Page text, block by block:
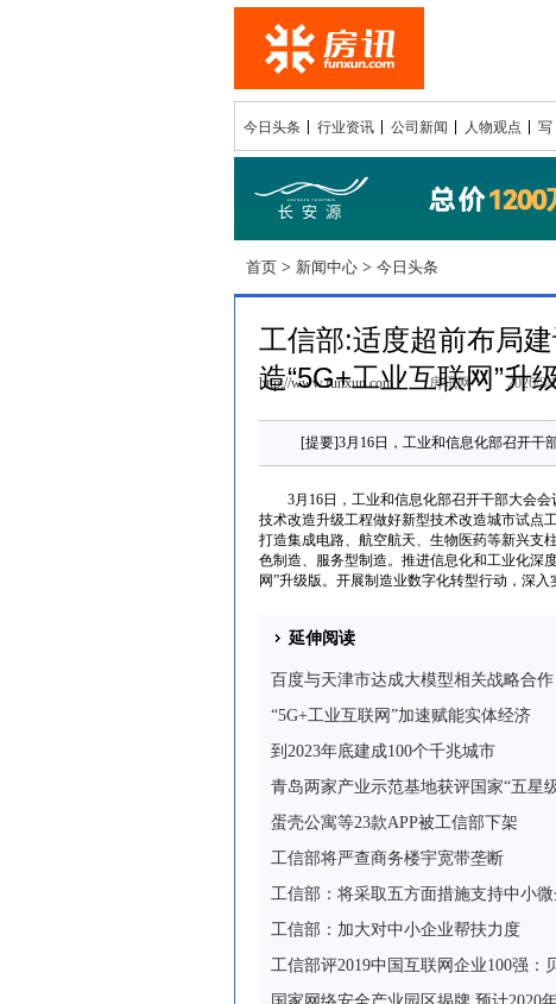
今日头条 行业资讯 公司新闻 人物观点 写
首页 > 新闻中心 > 今日头条
工信部:适度超前布局
造“5G+工业互联网”升
http://www.funxun.com 房讯网 2026/3/
[提要]3月16日，工业和信息化部召开干
3月16日，工业和信息化部召开干部大会会
技术改造升级工程做好新型技术改造城市试点
打造集成电路、航空航天、生物医药等新兴支
色制造、服务型制造。推进信息化和工业化深
网”升级版。开展制造业数字化转型行动，深
延伸阅读
百度与天津市达成大模型相关战略合
“5G+工业互联网”加速赋能实体经济
到2023年底建成100个千兆城市
青岛两家产业示范基地获评国家“五星
蛋壳公寓等23款APP被工信部下架
工信部将严查商务楼宇宽带垄断
工信部：将采取五方面措施支持中小微
工信部：加大对中小企业帮扶力度
工信部评2019中国互联网企业100强：